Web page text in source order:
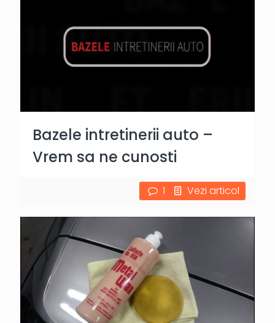
Bazele intretinerii auto –
Vrem sa ne cunosti
1 Vezi articol